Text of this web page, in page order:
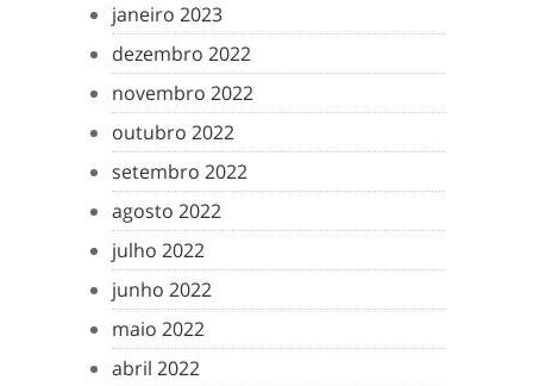
janeiro 2023
dezembro 2022
novembro 2022
outubro 2022
setembro 2022
agosto 2022
julho 2022
junho 2022
maio 2022
abril 2022